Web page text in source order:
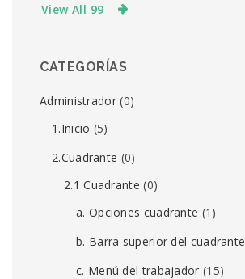
View All 99
CATEGORÍAS
Administrador(0)
1.Inicio (5)
2.Cuadrante (0)
2.1 Cuadrante (0)
a. Opciones cuadrante (1)
b. Barra superior del cuadrante
c. Menú del trabajador (15)